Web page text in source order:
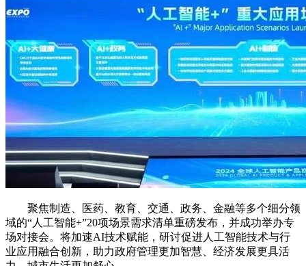
聚焦制造、医药、教育、交通、政务、金融等多个细分领
域的“人工智能+”20项场景需求清单重磅发布，并成功举办专
场对接会。将加速AI技术赋能，研讨促进人工智能技术与行
业应用融合创新，助力政府管理更加智慧、经济发展更具活